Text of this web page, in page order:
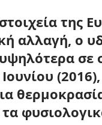
της
αλλαγή, ο
(2016)